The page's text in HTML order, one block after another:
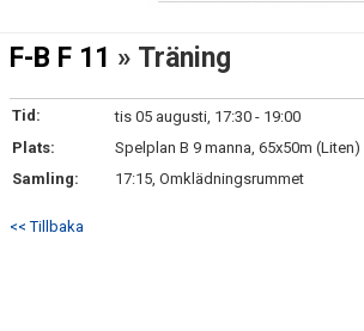
KONTAKT
MATCHER
F-B F 11 » Träning
Tid:
tis 05 augusti, 17:30 - 19:00
Plats:
Spelplan B 9 manna, 65x50m (Liten)
Samling:
17:15, Omklädningsrummet
<< Tillbaka